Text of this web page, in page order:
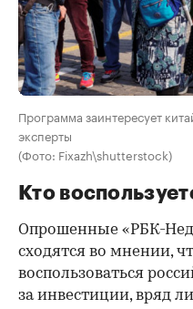
Программа заинтересует
эксперты
(Фото: Fixazh\shutterstock)
Кто
Опрошенные «РБК-
сходятся во мнении,
воспользоваться
за инвестиции, вряд